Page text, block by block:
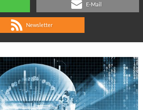
E-Mail
Newsletter